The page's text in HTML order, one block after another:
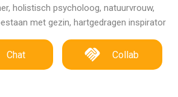
holistisch psycholoog, natuurvrouw,
met gezin, hartgedragen inspirator
Chat Collab